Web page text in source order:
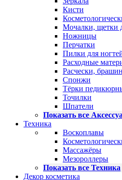
Кисти
Мочалки, щетки
Ножницы
Перчатки
Пилки для
Расходные
Расчески,
Спонжи
Тёрки
Точилки
Шпатели
Показать все
Техника
Воскоплавы
Массажёры
Мезороллеры
Показать все Техника
Декор косметика